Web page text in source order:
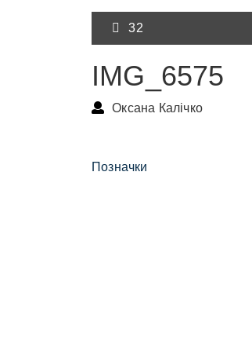
32
IMG_6575
Оксана Калічко
Позначки